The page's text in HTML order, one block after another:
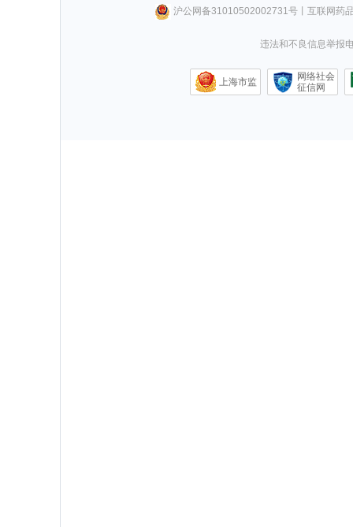
沪公网备31010502002731号丨 互联网药
违法和不良信息举报
上海市监
网络社会
征信网